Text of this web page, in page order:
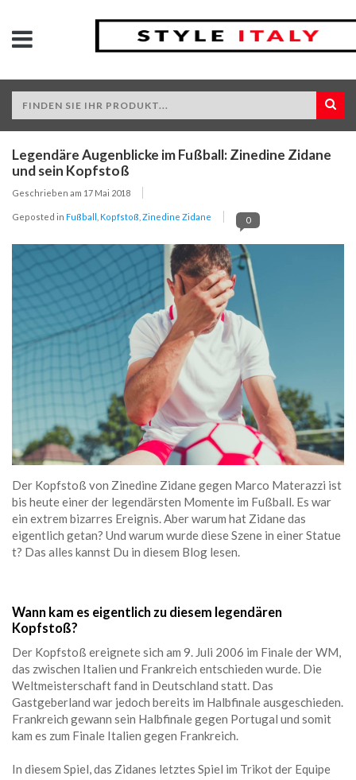
Legendäre Augenblicke im Fußball: Zinedine Zidane
und sein Kopfstoß
Geschrieben am 17 Mai 2018
Geposted in Fußball Kopfstoß Zinedine Zidane 0
Der Kopfstoß von Zinedine Zidane gegen Marco Materazzi ist
bis heute einer der legendärsten Momente im Fußball. Es war
ein extrem bizarres Ereignis. Aber warum hat Zidane das
eigentlich getan? Und warum wurde diese Szene in einer Statue
t? Das alles kannst Du in diesem Blog lesen.
Wann kam es eigentlich zu diesem legendären
Kopfstoß?
Der Kopfstoß ereignete sich am 9. Juli 2006 im Finale der WM,
das zwischen Italien und Frankreich entschieden wurde. Die
Weltmeisterschaft fand in Deutschland statt. Das
Gastgeberland war jedoch bereits im Halbfinale ausgeschieden.
Frankreich gewann sein Halbfinale gegen Portugal und somit
kam es zum Finale Italien gegen Frankreich.
In diesem Spiel, das Zidanes letztes Spiel im Trikot der Equipe